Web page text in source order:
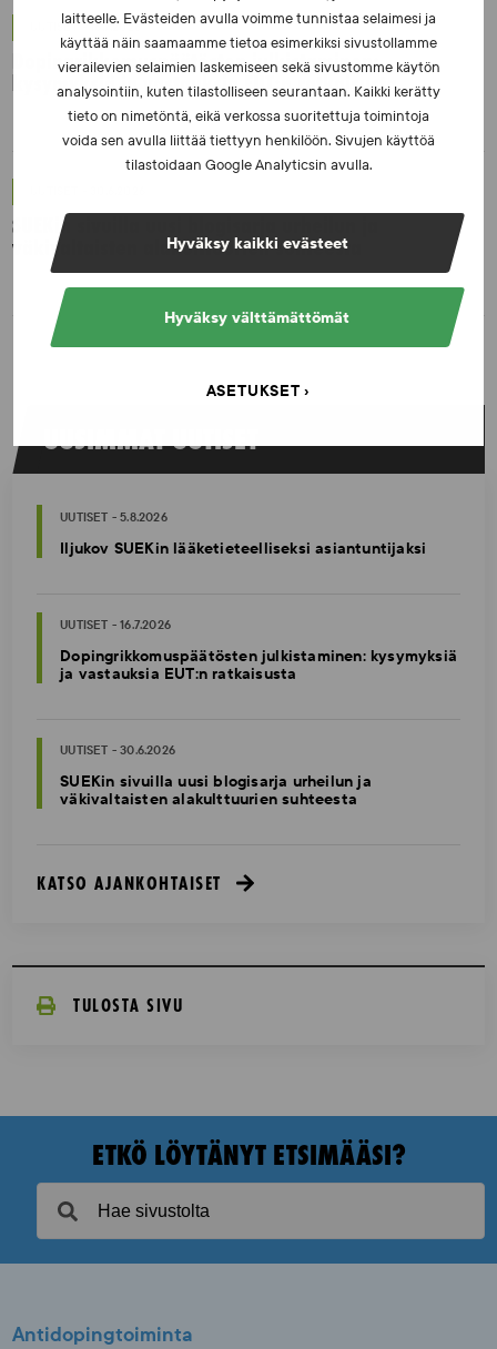
laitteelle. Evästeiden avulla voimme tunnistaa selaimesi ja
käyttää näin saamaamme tietoa esimerkiksi sivustollamme
vierailevien selaimien laskemiseen sekä sivustomme käytön
analysointiin, kuten tilastolliseen seurantaan. Kaikki kerätty
tieto on nimetöntä, eikä verkossa suoritettuja toimintoja
voida sen avulla liittää tiettyyn henkilöön. Sivujen käyttöä
tilastoidaan Google Analyticsin avulla.
Hyväksy kaikki evästeet
Hyväksy välttämättömät
ASETUKSET
UUTISET - 16.7.2026
Dopingrikkomuspäätösten julkistaminen:
kysymyksiä ja vastauksia EUT:n ratkaisusta
SUEKin sivuilla uusi blogisarja urheilun ja
väkivaltaisten alakulttuurien suhteesta
UUSIMMAT UUTISET
UUTISET - 5.8.2026
Iljukov SUEKin lääketieteelliseksi asiantuntijaksi
UUTISET - 16.7.2026
Dopingrikkomuspäätösten julkistaminen: kysymyksiä
ja vastauksia EUT:n ratkaisusta
UUTISET - 30.6.2026
SUEKin sivuilla uusi blogisarja urheilun ja
väkivaltaisten alakulttuurien suhteesta
KATSO AJANKOHTAISET
TULOSTA SIVU
ETKÖ LÖYTÄNYT ETSIMÄÄSI?
Antidopingtoiminta